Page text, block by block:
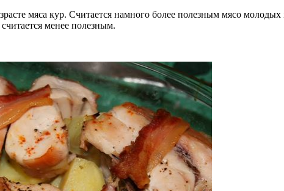
мяса кур. Считается намного более полезным мясо
менее полезным.